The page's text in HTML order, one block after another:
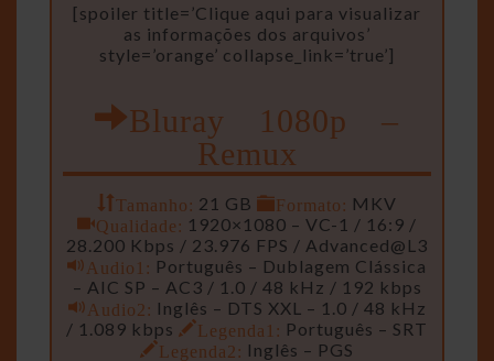
[spoiler title=’Clique aqui para visualizar
as informações dos arquivos’
style=’orange’ collapse_link=’true’]
Bluray 1080p –
Remux
Tamanho: 21 GB Formato: MKV
Qualidade: 1920×1080 – VC-1 / 16:9 /
28.200 Kbps / 23.976 FPS / Advanced@L3
Audio1: Português – Dublagem Clássica
– AIC SP – AC3 / 1.0 / 48 kHz / 192 kbps
Audio2: Inglês – DTS XXL – 1.0 / 48 kHz
/ 1.089 kbps
Legenda1: Português – SRT
Legenda2: Inglês – PGS